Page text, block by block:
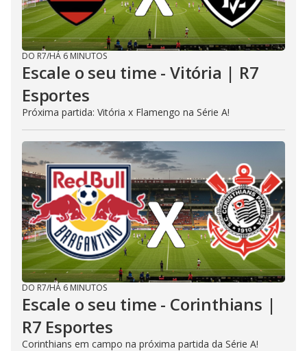
DO R7/HÁ 6 MINUTOS
Escale o seu time - Vitória | R7
Esportes
Próxima partida: Vitória x Flamengo na Série A!
DO R7/HÁ 6 MINUTOS
Escale o seu time - Corinthians |
R7 Esportes
Corinthians em campo na próxima partida da Série A!